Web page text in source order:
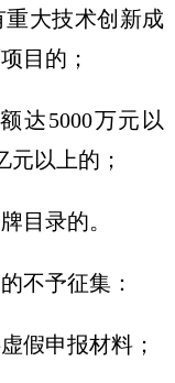
重大技术创新成
目的；
达5000万元以
元以上的；
目录的。
不予征集：
假申报材料；